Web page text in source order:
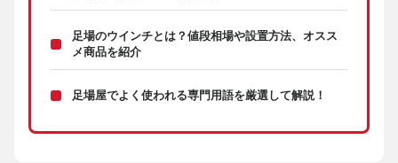
足場のウインチとは？値段相場や設置方法、オスス
メ商品を紹介
足場屋でよく使われる専門用語を厳選して解説！